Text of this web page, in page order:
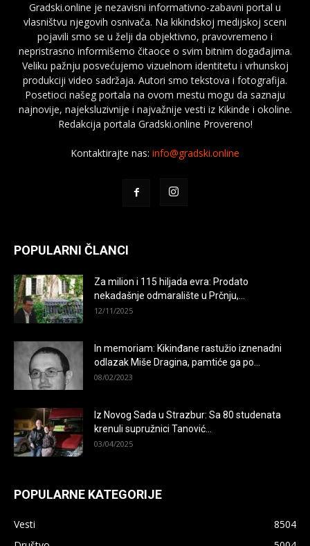
Gradski.online je nezavisni informativno-zabavni portal u
vlasništvu njegovih osnivača. Na kikindskoj medijskoj sceni
pojavili smo se u želji da objektivno, pravovremeno i
nepristrasno informišemo čitaoce o svim bitnim događajima.
Veliku pažnju posvećujemo vizuelnom identitetu i vrhunskoj
produkciji video sadržaja. Autori smo tekstova i fotografija.
Posetioci našeg portala na ovom mestu mogu da saznaju
najnovije, najeksluzivnije i najvažnije vesti iz Kikinde i okoline.
Redakcija portala Gradski.online Provereno!
Kontaktirajte nas: info@gradski.online
POPULARNI ČLANCI
Za milion i 115 hiljada evra: Prodato
nekadašnje odmaralište u Prčnju,...
12/11/2025
In memoriam: Kikinđane rastužio iznenadni
odlazak Miše Dragina, pamtiće ga po...
08/02/2023
Iz Novog Sada u Strazbur: Sa 80 studenata
krenuli supružnici Tanović...
03/04/2025
POPULARNE KATEGORIJE
Vesti
8504